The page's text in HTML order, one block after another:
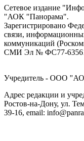
Сетевое издание
"АОК "Панорама".
Зарегистрировано
связи,
коммуникаций
СМИ Эл № ФС77-63561
Учредитель - ООО
Адрес редакции и
Ростов-на-Дону, ул.
39-16, email: